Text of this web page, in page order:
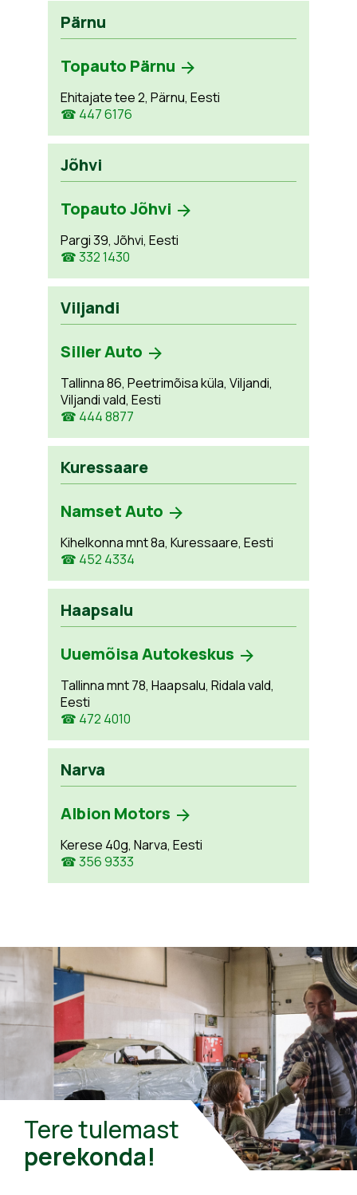
Pärnu
Topauto Pärnu
Ehitajate tee 2, Pärnu, Eesti
☎ 447 6176
Jõhvi
Topauto Jõhvi
Pargi 39, Jõhvi, Eesti
☎ 332 1430
Viljandi
Siller Auto
Tallinna 86, Peetrimõisa küla, Viljandi,
Viljandi vald, Eesti
☎ 444 8877
Kuressaare
Namset Auto
Kihelkonna mnt 8a, Kuressaare, Eesti
☎ 452 4334
Haapsalu
Uuemõisa Autokeskus
Tallinna mnt 78, Haapsalu, Ridala vald,
Eesti
☎ 472 4010
Narva
Albion Motors
Kerese 40g, Narva, Eesti
☎ 356 9333
Tere tulemast
perekonda!